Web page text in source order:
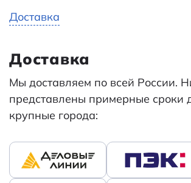
Доставка
Доставка
Мы доставляем по всей России.
представлены примерные сроки
крупные города: